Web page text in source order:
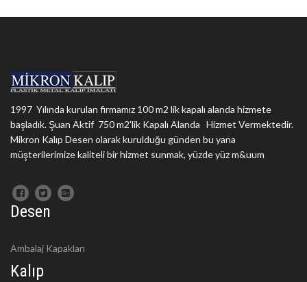
1997 Yılında kurulan firmamız 100 m2 lik kapalı alanda hizmete
başladık. Şuan Aktif 750 m2'lik Kapalı Alanda Hizmet Vermektedir.
Mikron Kalıp Desen olarak kurulduğu günden bu yana
müşterilerimize kaliteli bir hizmet sunmak, yüzde yüz m&uum
Desen
Ambalaj Kapakları
Kalıp